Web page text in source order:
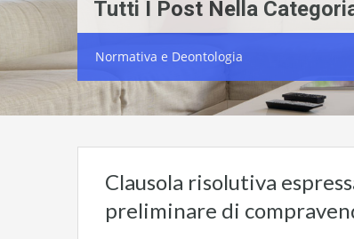
Tutti I Post Nella
Normativa e Deontologia
Clausola risolutiva
preliminare di